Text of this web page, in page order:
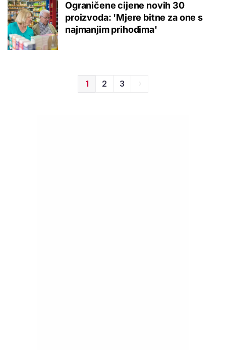
Ograničene cijene novih 30
proizvoda: 'Mjere bitne za one s
najmanjim prihodima'
1 2 3